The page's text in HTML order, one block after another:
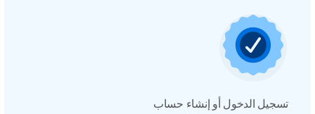
تسجيل الدخول أو إنشاء حساب